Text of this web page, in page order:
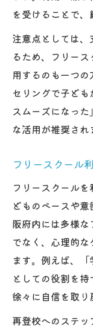
を受けることで、
注意点としては
るため、フリー
用するのも一つ
セリングで子ど
スムーズになっ
な活用が推奨され
フリースクール
フリースクール
どものペースや
阪府内には多様
でなく、心理的
ます。例えば、「
としての役割を
徐々に自信を取り
再登校へのステ